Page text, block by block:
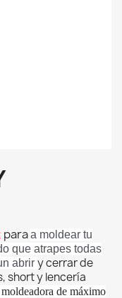
paraa moldear tu
que atrapes todas
abrir y cerrar de
short y lencería
de máximo